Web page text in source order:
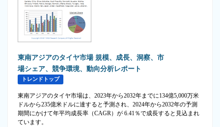
東南アジアのタイヤ市場 規模、成長、洞察、市
場シェア、競争環境、動向分析レポート
トレンドトップ
東南アジアのタイヤ市場は、2023年から2032年までに134億5,000万米
ドルから235億米ドルに達すると予測され、2024年から2032年の予測
期間にかけて年平均成長率（CAGR）が 6.41％で成長すると見込まれ
ています。